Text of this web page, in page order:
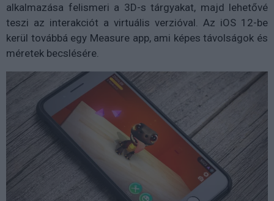
alkalmazása felismeri a 3D-s tárgyakat, majd lehetővé
teszi az interakciót a virtuális verzióval. Az iOS 12-be
kerül továbbá egy Measure app, ami képes távolságok és
méretek becslésére.